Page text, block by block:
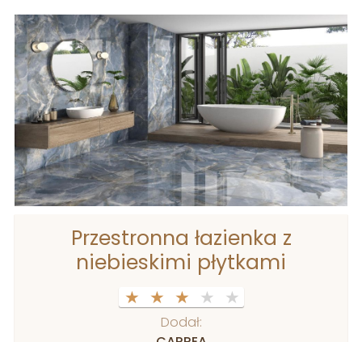
Przestronna łazienka z
niebieskimi płytkami
4 stars
3 stars
2 stars
1 stars
Dodał: